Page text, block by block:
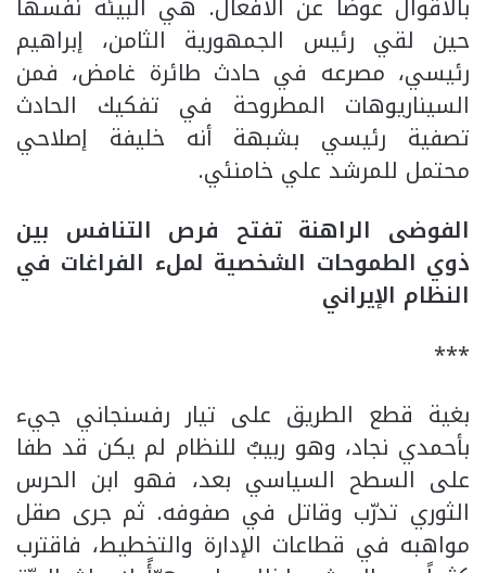
حين لقي رئيس الجمهورية الثامن، إبراهيم
رئيسي، مصرعه في حادث طائرة غامض، فمن
السيناريوهات المطروحة في تفكيك الحادث
تصفية رئيسي بشبهة أنه خليفة إصلاحي
محتمل للمرشد علي خامنئي.
الفوضى الراهنة تفتح فرص التنافس بين
ذوي الطموحات الشخصية لملء الفراغات في
النظام الإيراني
***
بغية قطع الطريق على تيار رفسنجاني جيء
بأحمدي نجاد، وهو ربيبٌ للنظام لم يكن قد طفا
على السطح السياسي بعد، فهو ابن الحرس
الثوري تدرّب وقاتل في صفوفه. ثم جرى صقل
مواهبه في قطاعات الإدارة والتخطيط، فاقترب